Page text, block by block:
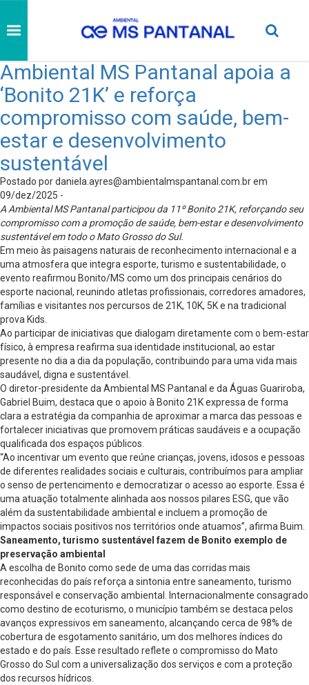
Ambiental MS Pantanal apoia a
‘Bonito 21K’ e reforça
compromisso com saúde, bem-
estar e desenvolvimento
sustentável
Postado pordaniela.ayres@ambientalmspantanal.com.brem
09/dez/2025 -
A Ambiental MS Pantanal participou da 11º Bonito 21K, reforçando seu
compromisso com a promoção de saúde, bem-estar e desenvolvimento
sustentável em todo o Mato Grosso do Sul.
Em meio às paisagens naturais de reconhecimento internacional e a
uma atmosfera que integra esporte, turismo e sustentabilidade, o
evento reafirmou Bonito/MS como um dos principais cenários do
esporte nacional, reunindo atletas profissionais, corredores amadores,
famílias e visitantes nos percursos de 21K, 10K, 5K e na tradicional
prova Kids.
Ao participar de iniciativas que dialogam diretamente com o bem-estar
físico, à empresa reafirma sua identidade institucional, ao estar
presente no dia a dia da população, contribuindo para uma vida mais
saudável, digna e sustentável.
O diretor-presidente da Ambiental MS Pantanal e da Águas Guariroba,
Gabriel Buim, destaca que o apoio à Bonito 21K expressa de forma
clara a estratégia da companhia de aproximar a marca das pessoas e
fortalecer iniciativas que promovem práticas saudáveis e a ocupação
qualificada dos espaços públicos.
“Ao incentivar um evento que reúne crianças, jovens, idosos e pessoas
de diferentes realidades sociais e culturais, contribuímos para ampliar
o senso de pertencimento e democratizar o acesso ao esporte. Essa é
uma atuação totalmente alinhada aos nossos pilares ESG, que vão
além da sustentabilidade ambiental e incluem a promoção de
impactos sociais positivos nos territórios onde atuamos”, afirma Buim.
Saneamento, turismo sustentável fazem de Bonito exemplo de
preservação ambiental
A escolha de Bonito como sede de uma das corridas mais
reconhecidas do país reforça a sintonia entre saneamento, turismo
responsável e conservação ambiental. Internacionalmente consagrado
como destino de ecoturismo, o município também se destaca pelos
avanços expressivos em saneamento, alcançando cerca de 98% de
cobertura de esgotamento sanitário, um dos melhores índices do
estado e do país. Esse resultado reflete o compromisso do Mato
Grosso do Sul com a universalização dos serviços e com a proteção
dos recursos hídricos.